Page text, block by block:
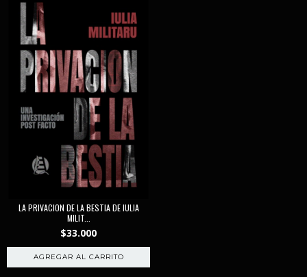
LA PRIVACION DE LA BESTIA DE IULIA
MILIT...
$33.000